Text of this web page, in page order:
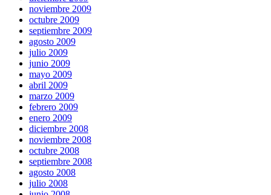
noviembre 2009
octubre 2009
septiembre 2009
agosto 2009
julio 2009
junio 2009
mayo 2009
abril 2009
marzo 2009
febrero 2009
enero 2009
diciembre 2008
noviembre 2008
octubre 2008
septiembre 2008
agosto 2008
julio 2008